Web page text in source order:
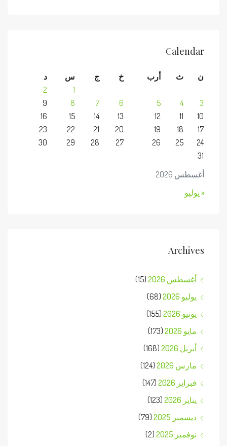
Calendar
أغسطس 2026
ن ث أرب خ ج س
د
1
2
3
4
5
6
7
8
9
10
11
12
13
14
15
16
17
18
19
20
21
22
23
24
25
26
27
28
29
30
31
« يوليو
Archives
أغسطس 2026
(15)
يوليو 2026
(68)
يونيو 2026
(155)
مايو 2026
(173)
أبريل 2026
(168)
مارس 2026
(124)
فبراير 2026
(147)
يناير 2026
(123)
ديسمبر 2025
(79)
نوفمبر 2025
(2)